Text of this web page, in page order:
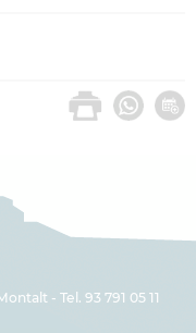
- Tel. 93 791 05 11